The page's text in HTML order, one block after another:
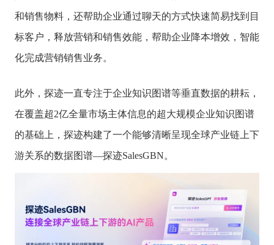
和销售物料，还帮助企业通过聊天的方式快速简易找到目
标客户，释放营销和销售效能，帮助企业降本增效，智能
化完成营销销售业务。
此外，探迹一直专注于企业知识图谱等垂直数据的耕耘，
在覆盖超2亿全量市场主体信息的超大规模企业知识图谱
的基础上，探迹构建了一个能够清晰呈现全球产业链上下
游关系的数据图谱—探迹SalesGBN。